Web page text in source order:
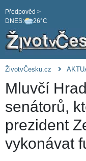
DNES: 26°C
Předpověd >
ŽivotvČesku.cz
Mluvčí
senátorů,
prezident
vykonávat